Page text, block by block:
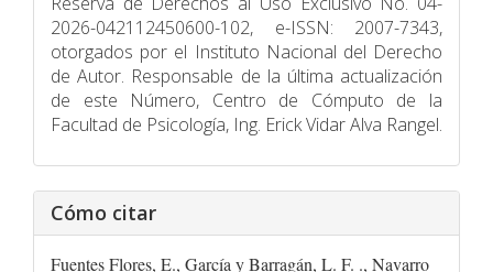
2026-042112450600-102, e-ISSN: 2007-7343,
otorgados por el Instituto Nacional del Derecho
de Autor. Responsable de la última actualización
de este Número, Centro de Cómputo de la
Facultad de Psicologí­a, Ing. Erick Vidar Alva Rangel.
Cómo citar
Fuentes Flores, E., García y Barragán, L. F. ., Navarro